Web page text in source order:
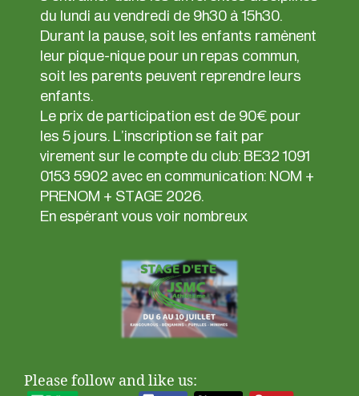
du lundi au vendredi de 9h30 à 15h30.
Durant la pause, soit les enfants ramènent
leur pique-nique pour un repas commun,
soit les parents peuvent reprendre leurs
enfants.
Le prix de participation est de 90€ pour
les 5 jours. L’inscription se fait par
virement sur le compte du club: BE32 1091
0153 5902 avec en communication: NOM +
PRENOM + STAGE 2026.
En espérant vous voir nombreux
Please follow and like us: